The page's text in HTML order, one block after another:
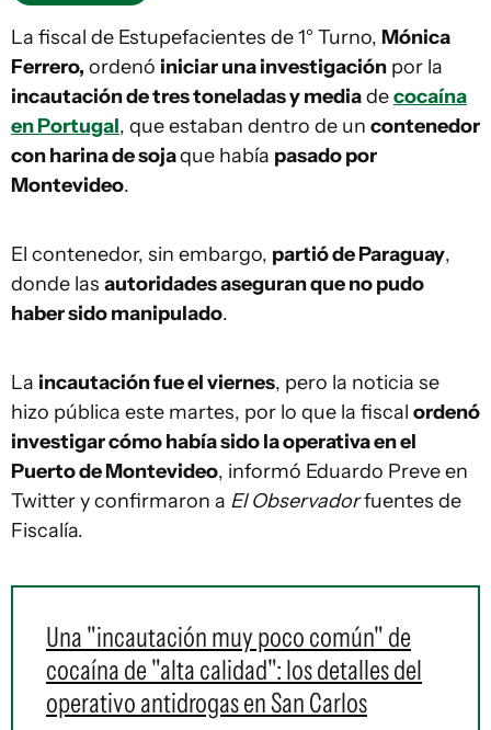
La fiscal de Estupefacientes de 1° Turno, Mónica
Ferrero, ordenó iniciar una investigación por la
incautación de tres toneladas y mediadecocaína
en Portugal, que estaban dentro de un contenedor
con harina de sojaque había pasado por
Montevideo.
El contenedor, sin embargo, partió de Paraguay,
donde las autoridades aseguran que no pudo
haber sido manipulado.
La incautación fue el viernes, pero la noticia se
hizo pública este martes, por lo que la fiscal ordenó
investigar cómo había sido la operativa en el
Puerto de Montevideo, informó Eduardo Preve en
Twitter y confirmaron a El Observadorfuentes de
Fiscalía.
Una "incautación muy poco común" de
cocaína de "alta calidad": los detalles del
operativo antidrogas en San Carlos